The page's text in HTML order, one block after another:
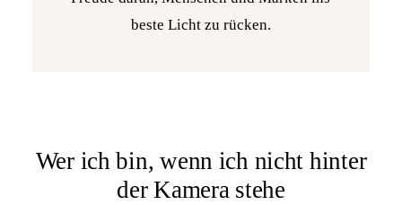
beste Licht zu rücken.
Wer ich bin, wenn ich nicht hinter
der Kamera stehe